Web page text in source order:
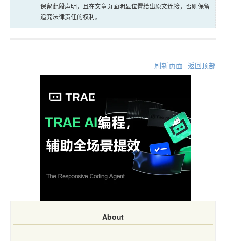
保留此段声明，且在文章页面明显位置给出原文连接，否则保留
追究法律责任的权利。
刷新页面 返回顶部
About